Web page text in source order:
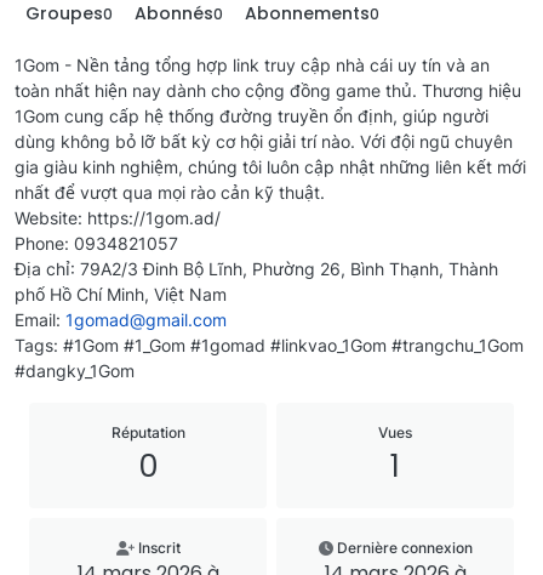
Groupes0 Abonnés0 Abonnements0
1Gom - Nền tảng tổng hợp link truy cập nhà cái uy tín và an
toàn nhất hiện nay dành cho cộng đồng game thủ. Thương hiệu
1Gom cung cấp hệ thống đường truyền ổn định, giúp người
dùng không bỏ lỡ bất kỳ cơ hội giải trí nào. Với đội ngũ chuyên
gia giàu kinh nghiệm, chúng tôi luôn cập nhật những liên kết mới
nhất để vượt qua mọi rào cản kỹ thuật.
Website: https://1gom.ad/
Phone: 0934821057
Địa chỉ: 79A2/3 Đinh Bộ Lĩnh, Phường 26, Bình Thạnh, Thành
phố Hồ Chí Minh, Việt Nam
Email: 1gomad@gmail.com
Tags: #1Gom #1_Gom #1gomad #linkvao_1Gom #trangchu_1Gom
#dangky_1Gom
Réputation
0
Vues
1
Inscrit Dernière connexion